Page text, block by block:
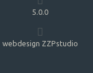
5.0.0
webdesign ZZPstudio